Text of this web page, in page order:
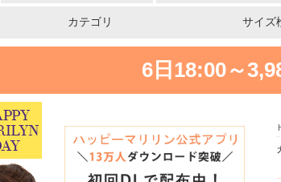
カテゴリ サイズ
6日18:00～